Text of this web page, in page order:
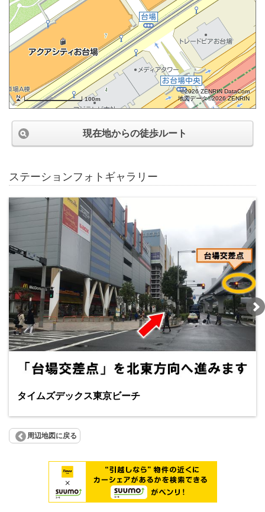
100m
©2026 ZENRIN DataCom
地図データ©2026 ZENRIN
現在地からの徒歩ルート
ステーションフォトギャラリー
タイムズデックス東京ビーチ
周辺地図に戻る